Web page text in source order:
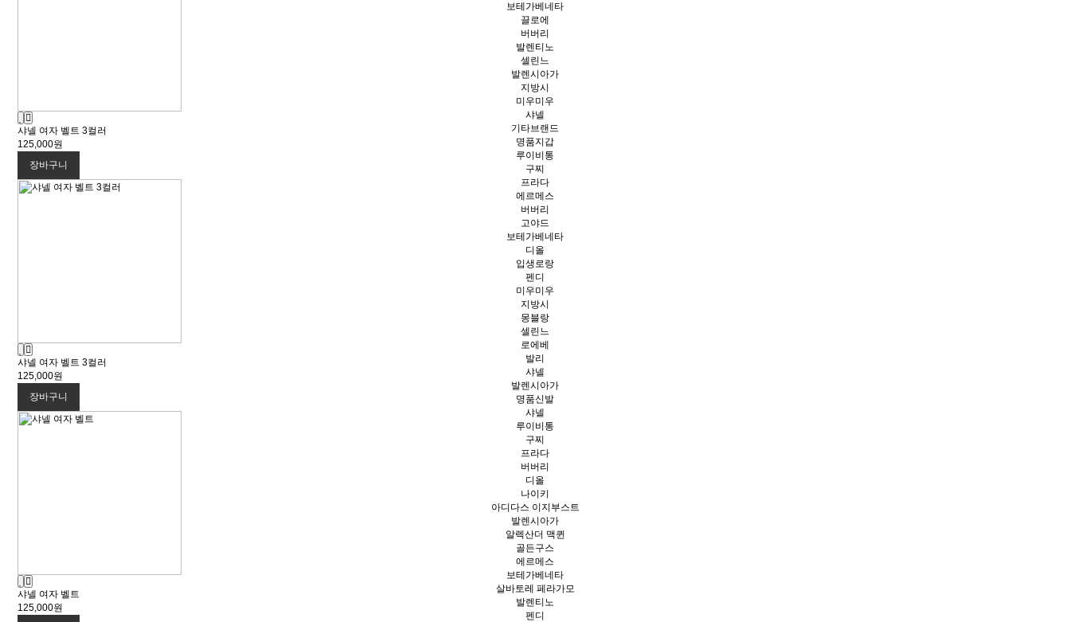
보테가베네타
끌로에
버버리
발렌티노
셀린느
발렌시아가
지방시
미우미우
샤넬
기타브랜드
명품지갑
루이비통
구찌
프라다
에르메스
버버리
고야드
보테가베네타
디올
입생로랑
펜디
미우미우
지방시
몽블랑
셀린느
로에베
발리
샤넬
발렌시아가
명품신발
샤넬
루이비통
구찌
프라다
버버리
디올
나이키
아디다스 이지부스트
발렌시아가
알렉산더 맥퀸
골든구스
에르메스
보테가베네타
살바토레 페라가모
발렌티노
펜디
샤넬 여자 벨트 3컬러
125,000원
장바구니
샤넬 여자 벨트 3컬러
125,000원
장바구니
샤넬 여자 벨트
125,000원